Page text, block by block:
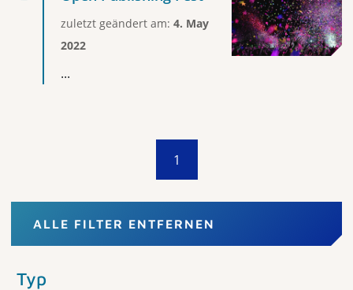
zuletzt geändert am: 4. May
2022
...
1
ALLE FILTER ENTFERNEN
Typ